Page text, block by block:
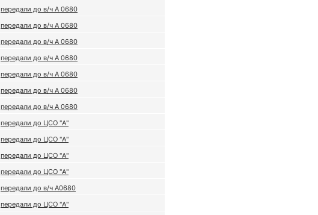
передали до в/ч А 0680
передали до в/ч А 0680
передали до в/ч А 0680
передали до в/ч А 0680
передали до в/ч А 0680
передали до в/ч А 0680
передали до в/ч А 0680
передали до ЦСО "А"
передали до ЦСО "А"
передали до ЦСО "А"
передали до ЦСО "А"
передали до в/ч А0680
передали до ЦСО "А"